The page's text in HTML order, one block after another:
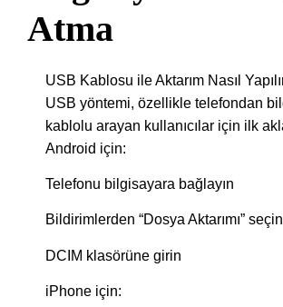
Atma
USB Kablosu ile Aktarım Nasıl
USB yöntemi, özellikle telefondan
kablolu arayan kullanıcılar için ilk
Android için:
Telefonu bilgisayara bağlayın
Bildirimlerden “Dosya Aktarımı” seçin
DCIM klasörüne girin
iPhone için: